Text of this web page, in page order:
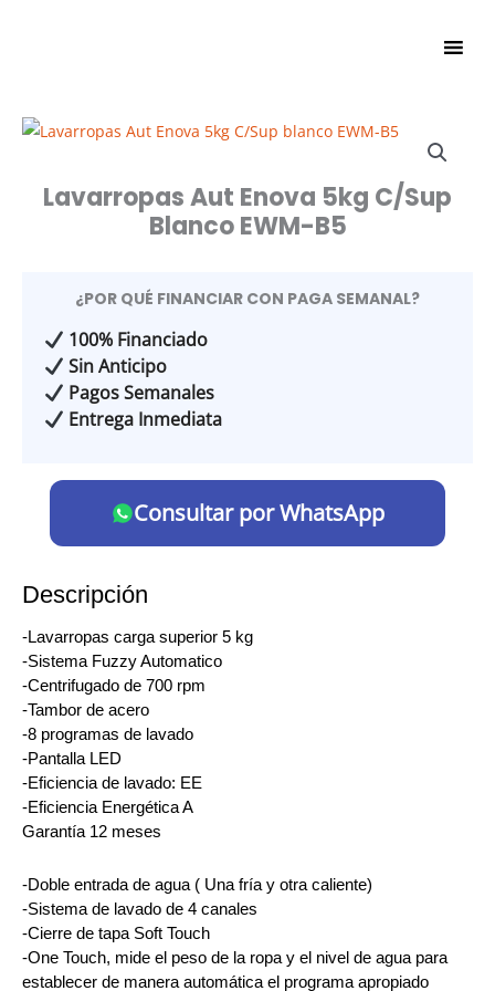
Lavarropas Aut Enova 5kg C/Sup
Blanco EWM-B5
¿POR QUÉ FINANCIAR CON PAGA SEMANAL?
100% Financiado
Sin Anticipo
Pagos Semanales
Entrega Inmediata
Consultar por WhatsApp
Descripción
-Lavarropas carga superior 5 kg
-Sistema Fuzzy Automatico
-Centrifugado de 700 rpm
-Tambor de acero
-8 programas de lavado
-Pantalla LED
-Eficiencia de lavado: EE
-Eficiencia Energética A
Garantía 12 meses
-Doble entrada de agua ( Una fría y otra caliente)
-Sistema de lavado de 4 canales
-Cierre de tapa Soft Touch
-One Touch, mide el peso de la ropa y el nivel de agua para
establecer de manera automática el programa apropiado